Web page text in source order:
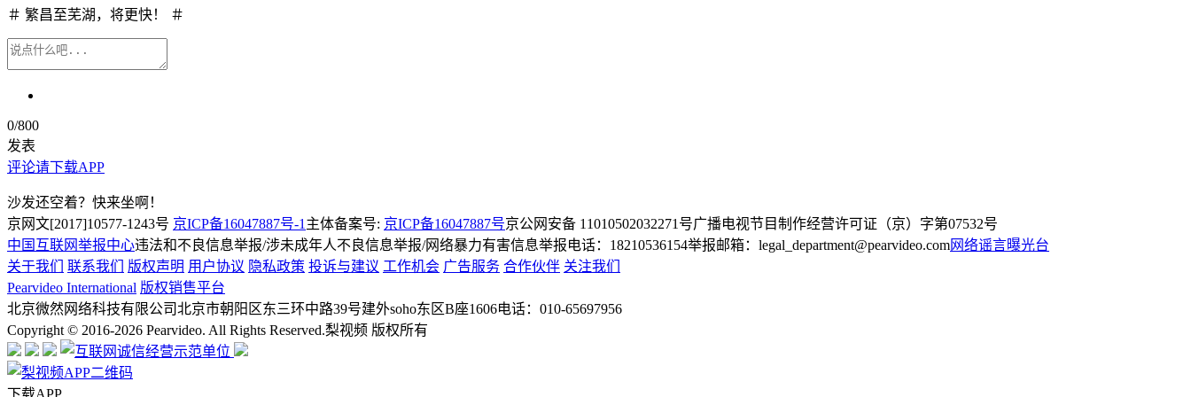
＃ 繁昌至芜湖，将更快！ ＃
0/800
发表
评论请下载APP
沙发还空着？快来坐啊！
京网文[2017]10577-1243号 京ICP备16047887号-1 主体备案号: 京ICP备16047887号京公网安备 11010502032271号广播电视节目制作经营许可证（京）字第07532号
中国互联网举报中心违法和不良信息举报/涉未成年人不良信息举报/网络暴力有害信息举报电话：18210536154举报邮箱：legal_department@pearvideo.com网络谣言曝光台
关于我们
联系我们 版权声明 用户协议 隐私政策 投诉与建议 工作机会 广告服务 合作伙伴 关注我们
Pearvideo International 版权销售平台
北京微然网络科技有限公司北京市朝阳区东三环中路39号建外soho东区B座1606电话：010-65697956
Copyright © 2016-2026 Pearvideo. All Rights Reserved.梨视频 版权所有
下载APP